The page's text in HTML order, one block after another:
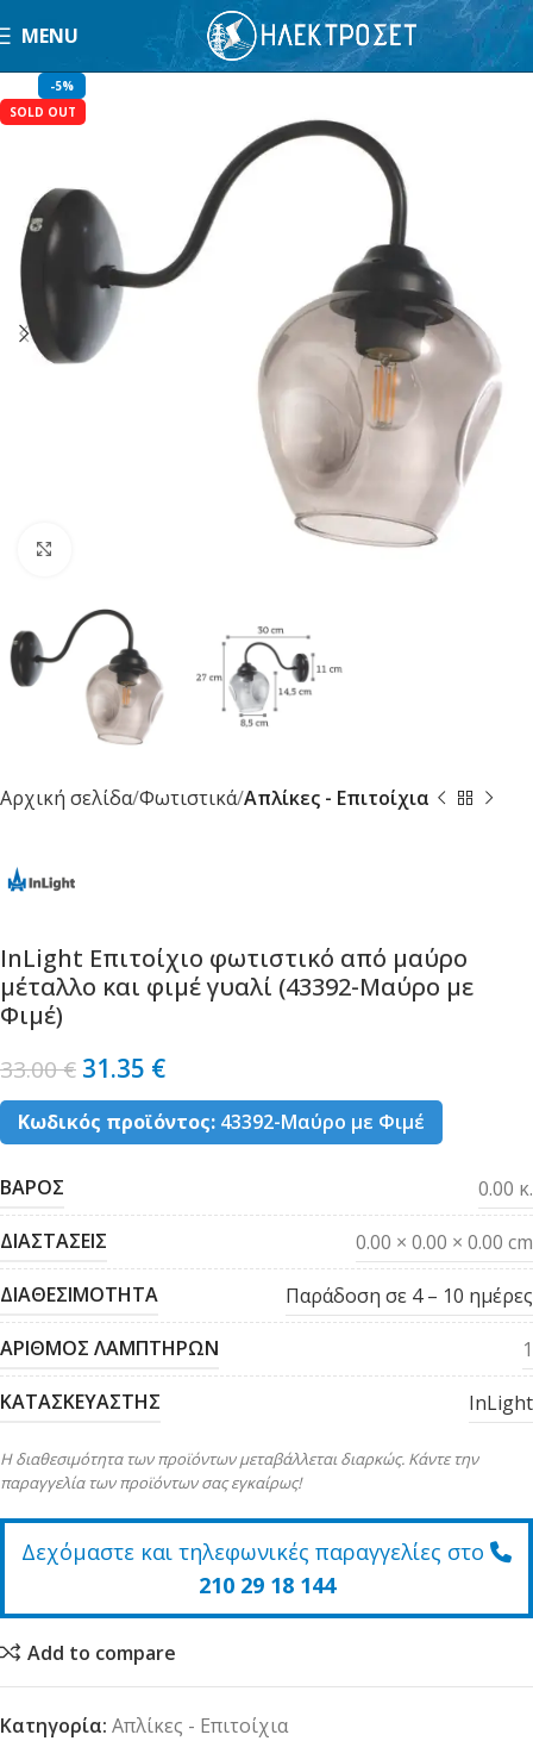
MENU
-5%
SOLD OUT
Αρχική σελίδα Φωτιστικά Απλίκες - Επιτοίχια
InLight Επιτοίχιο φωτιστικό από μαύρο
μέταλλο και φιμέ γυαλί (43392-Μαύρο με
Φιμέ)
33.00€ 31.35 €
Κωδικός προϊόντος: 43392-Μαύρο με Φιμέ
ΒΑΡΟΣ 0.00 κ.
ΔΙΑΣΤΑΣΕΙΣ 0.00 × 0.00 × 0.00 cm
ΔΙΑΘΕΣΙΜΟΤΗΤΑ Παράδοση σε 4 – 10 ημέρες
ΑΡΙΘΜΟΣ ΛΑΜΠΤΗΡΩΝ 1
ΚΑΤΑΣΚΕΥΑΣΤΗΣ InLight
Η διαθεσιμότητα των προϊόντων μεταβάλλεται διαρκώς. Κάντε την
παραγγελία των προϊόντων σας εγκαίρως!
Δεχόμαστε και τηλεφωνικές παραγγελίες στο
210 29 18 144
Add to compare
Κατηγορία: Απλίκες - Επιτοίχια